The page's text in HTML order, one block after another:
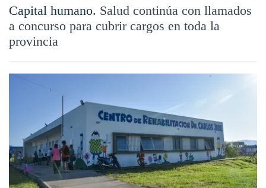
Capital humano. Salud continúa con llamados
a concurso para cubrir cargos en toda la
provincia